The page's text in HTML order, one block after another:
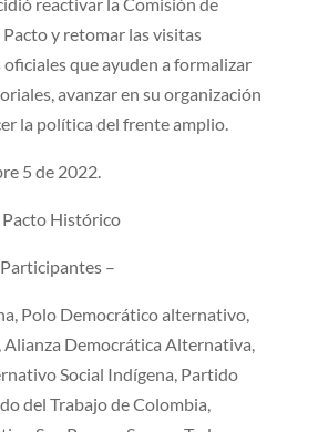
y retomar las visitas
que ayuden a formalizar
avanzar en su organización
la política del frente amplio.
5 de 2022.
Histórico
–
Polo Democrático alternativo,
Democrática Alternativa,
Social Indígena, Partido
del Trabajo de Colombia,